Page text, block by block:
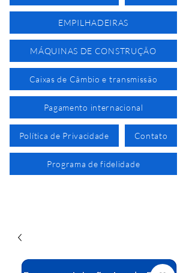
EMPILHADEIRAS
MÁQUINAS DE CONSTRUÇÃO
Caixas de Câmbio e transmissão
Pagamento internacional
Política de Privacidade Contato
Programa de fidelidade